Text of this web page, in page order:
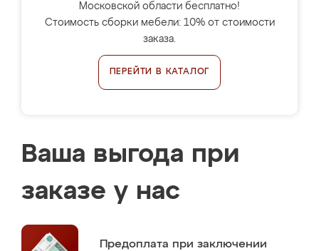
Московской области бесплатно!
Стоимость сборки мебели: 10% от стоимости
заказа.
ПЕРЕЙТИ В КАТАЛОГ
Ваша выгода при
заказе у нас
Предоплата при заключении